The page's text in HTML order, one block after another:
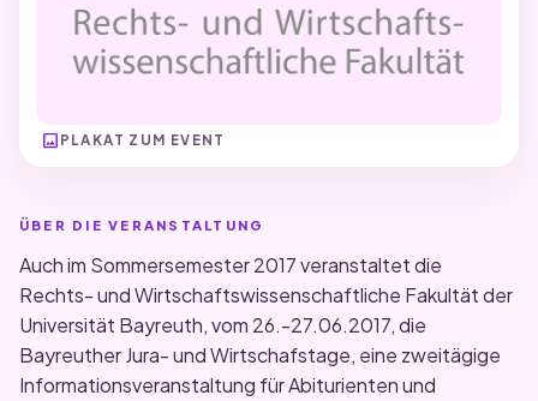
image PLAKAT ZUM EVENT
ÜBER DIE VERANSTALTUNG
Auch im Sommersemester 2017 veranstaltet die
Rechts- und Wirtschaftswissenschaftliche Fakultät der
Universität Bayreuth, vom 26.-27.06.2017, die
Bayreuther Jura- und Wirtschafstage, eine zweitägige
Informationsveranstaltung für Abiturienten und